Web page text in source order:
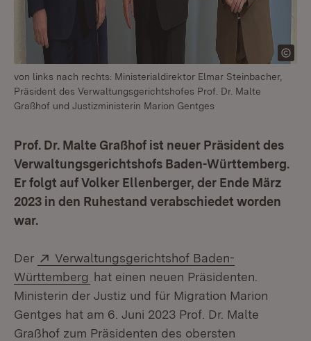
von links nach rechts: Ministerialdirektor Elmar Steinbacher,
Präsident des Verwaltungsgerichtshofes Prof. Dr. Malte
Graßhof und Justizministerin Marion Gentges
Prof. Dr. Malte Graßhof ist neuer Präsident des
Verwaltungsgerichtshofs Baden-Württemberg.
Er folgt auf Volker Ellenberger, der Ende März
2023 in den Ruhestand verabschiedet worden
war.
Der Extern:
Verwaltungsgerichtshof Baden-
Württemberg (Öffnet in neuem Fenster)
hat einen neuen Präsidenten.
Ministerin der Justiz und für Migration Marion
Gentges hat am 6. Juni 2023 Prof. Dr. Malte
Graßhof zum Präsidenten des obersten